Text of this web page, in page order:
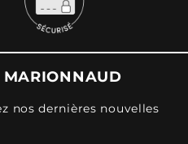
MARIONNAUD
nos dernières nouvelles